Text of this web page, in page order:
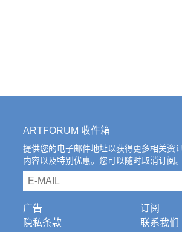
ARTFORUM 收件箱
提供您的电子邮件地址以获得更多相关资
内容以及特别优惠。您可以随时取消订阅。
email
广告
隐私条款
订阅
联系我们